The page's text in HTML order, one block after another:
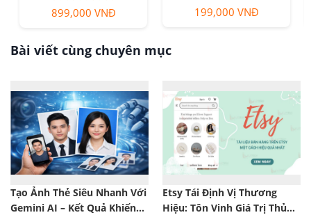
899,000 VNĐ 199,000 VNĐ
Bài viết cùng chuyên mục
Tạo Ảnh Thẻ Siêu Nhanh Với
Gemini AI – Kết Quả Khiến
Etsy Tái Định Vị Thương
Hiệu: Tôn Vinh Giá Trị Thủ